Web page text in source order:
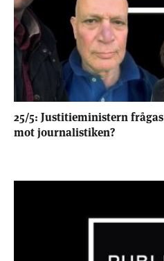
25/5: Justitieministern
mot journalistiken?